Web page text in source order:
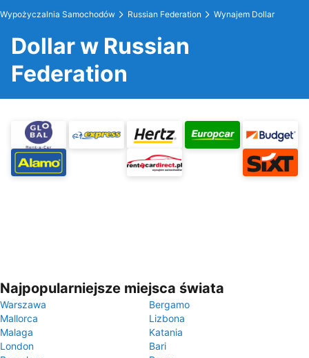
Wypożyczalnia Samochodów Russian Federation Wynajem Dollar
Dollar w Russian
Federation
Najpopularniejsze miejsca świata
Warszawa
Bergamo
Mallorca
Lizbona
Malaga
Katania
London
Bari